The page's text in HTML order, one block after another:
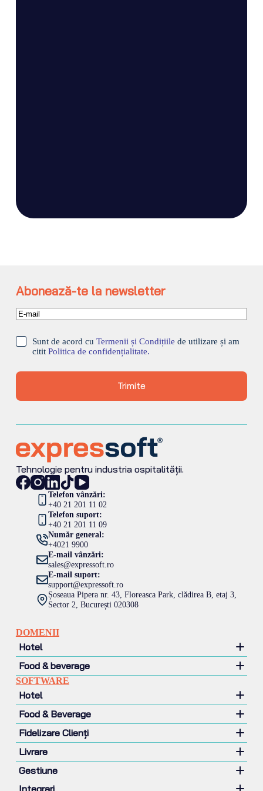
Abonează-te la newsletter
Sunt de acord cu Termenii și Condițiile de utilizare și am
citit Politica de confidențialitate.
Trimite
Tehnologie pentru industria ospitalității.
Telefon vânzări:
+40 21 201 11 02
Telefon suport:
+40 21 201 11 09
Număr general:
+4021 9900
E-mail vânzări:
sales@expressoft.ro
E-mail suport:
support@expressoft.ro
Șoseaua Pipera nr. 43, Floreasca Park, clădirea B, etaj 3,
Sector 2, București 020308
DOMENII
Hotel
Hotel
Motel
Pensiune
Lant hotelier
Food & beverage
Restaurant
Pizzerie
Fast food
Contină și terase
Cafenea si ceainarie
Tonetă & Food Truck
SOFTWARE
Hotel
Management hotelier
Management venituri
Website Rezervări Online
Channel manager
Food & Beverage
Sistem POS
Mobile POS
Self Payment
Self Order
Fidelizare Clienți
CRM
Loializare clienți
Promoții
Livrare
Soft Delivery
Gestiune